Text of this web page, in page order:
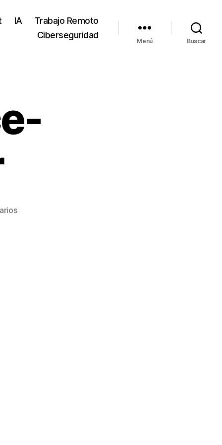
IA
Trabajo Remoto
Ciberseguridad
Menú Buscar
en